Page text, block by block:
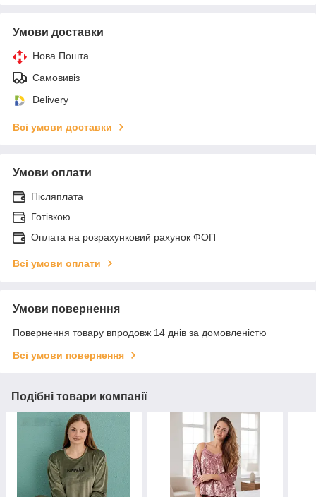
Умови доставки
Нова Пошта
Самовивіз
Delivery
Всі умови доставки
Умови оплати
Післяплата
Готівкою
Оплата на розрахунковий рахунок ФОП
Всі умови оплати
Умови повернення
Повернення товару впродовж 14 днів за домовленістю
Всі умови повернення
Подібні товари компанії